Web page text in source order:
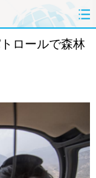
経済
ロールで森林